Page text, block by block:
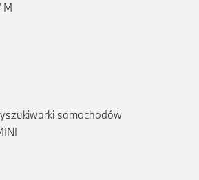
M
samochodów